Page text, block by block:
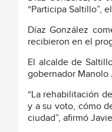
“Participa Saltillo”,
Díaz González
recibieron en el
El alcalde de
gobernador Manolo
“La rehabilitación
y a su voto, cómo
ciudad”, afirmó